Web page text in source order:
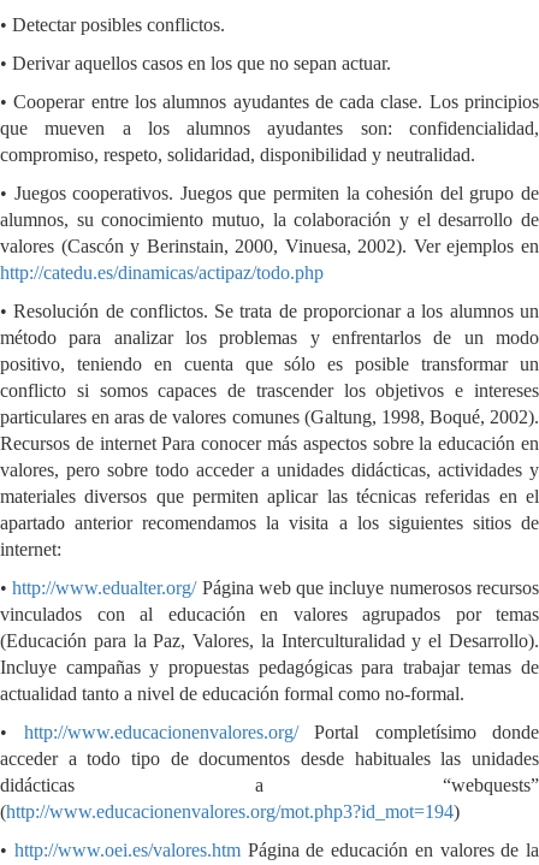
• Detectar posibles conflictos.
• Derivar aquellos casos en los que no sepan actuar.
• Cooperar entre los alumnos ayudantes de cada clase. Los principios
que mueven a los alumnos ayudantes son: confidencialidad,
compromiso, respeto, solidaridad, disponibilidad y neutralidad.
• Juegos cooperativos. Juegos que permiten la cohesión del grupo de
alumnos, su conocimiento mutuo, la colaboración y el desarrollo de
valores (Cascón y Berinstain, 2000, Vinuesa, 2002). Ver ejemplos en
http://catedu.es/dinamicas/actipaz/todo.php
• Resolución de conflictos. Se trata de proporcionar a los alumnos un
método para analizar los problemas y enfrentarlos de un modo
positivo, teniendo en cuenta que sólo es posible transformar un
conflicto si somos capaces de trascender los objetivos e intereses
particulares en aras de valores comunes (Galtung, 1998, Boqué, 2002).
Recursos de internet Para conocer más aspectos sobre la educación en
valores, pero sobre todo acceder a unidades didácticas, actividades y
materiales diversos que permiten aplicar las técnicas referidas en el
apartado anterior recomendamos la visita a los siguientes sitios de
internet:
•http://www.edualter.org/Página web que incluye numerosos recursos
vinculados con al educación en valores agrupados por temas
(Educación para la Paz, Valores, la Interculturalidad y el Desarrollo).
Incluye campañas y propuestas pedagógicas para trabajar temas de
actualidad tanto a nivel de educación formal como no-formal.
• http://www.educacionenvalores.org/Portal completísimo donde
acceder a todo tipo de documentos desde habituales las unidades
didácticas a “webquests”
(http://www.educacionenvalores.org/mot.php3?id_mot=194)
• http://www.oei.es/valores.htmPágina de educación en valores de la